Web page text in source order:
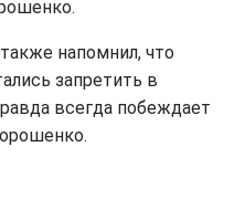
напомнил, что
запретить в
всегда побеждает